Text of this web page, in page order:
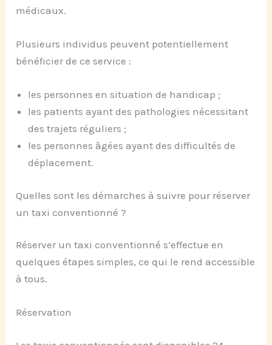
médicaux.
Plusieurs individus peuvent potentiellement
bénéficier de ce service :
les personnes en situation de handicap ;
les patients ayant des pathologies nécessitant
des trajets réguliers ;
les personnes âgées ayant des difficultés de
déplacement.
Quelles sont les démarches à suivre pour réserver
un taxi conventionné ?
Réserver un taxi conventionné s’effectue en
quelques étapes simples, ce qui le rend accessible
à tous.
Réservation